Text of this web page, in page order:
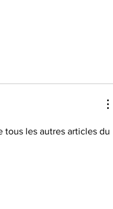
tous les autres articles du